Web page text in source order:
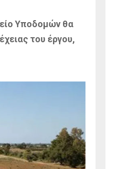
Υποδομών θα
του έργου,